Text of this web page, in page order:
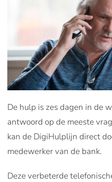
De hulp is zes dagen in de
antwoord op de meeste
kan de DigiHulplijn direct
medewerker van de bank.
Deze verbeterde